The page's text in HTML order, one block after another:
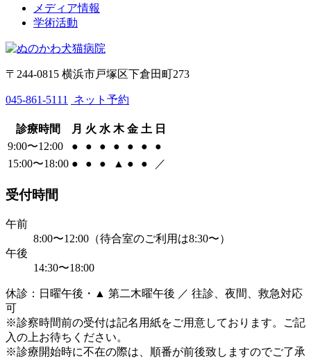
メディア情報
学術活動
〒244-0815 横浜市戸塚区下倉田町273
045-861-5111 ネット予約
診療時間 月 火 水 木 金 土 日
9:00〜12:00
● ● ● ● ● ●
●
15:00〜18:00 ● ● ● ▲ ● ● ／
受付時間
午前
8:00〜12:00（待合室のご利用は8:30〜）
午後
14:30〜18:00
休診：日曜午後・▲ 第二木曜午後 ／ 往診、夜間、救急対応
可
※診察時間前の受付は記名用紙をご用意しております。ご記
入の上お待ちください。
※診療開始時に不在の際は、順番が前後致しますのでご了承